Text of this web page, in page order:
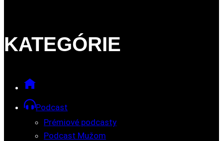
KATEGÓRIE
Podcast
Prémiové podcasty
Podcast Mužom